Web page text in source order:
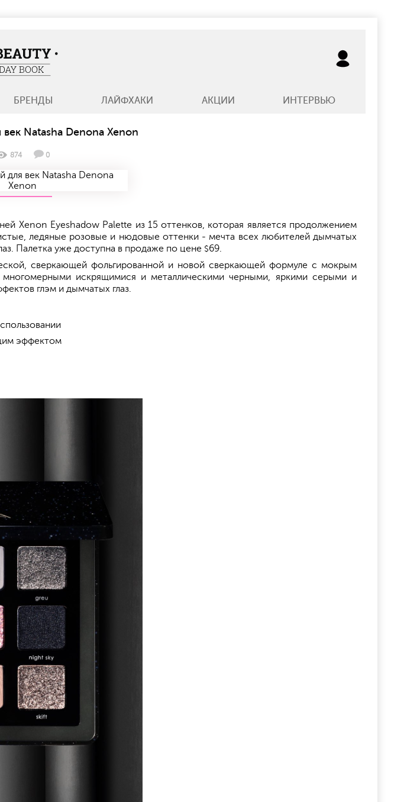
БРЕНДЫ ЛАЙФХАКИ АКЦИИ ИНТЕРВЬЮ
BeautyDayBook
век Natasha Denona Xenon
874 0
Xenon Eyeshadow Palette из 15 оттенков, которая является продолжением
ледяные розовые и нюдовые оттенки - мечта всех любителей дымчатых
Палетка уже доступна в продаже по цене $69.
сверкающей фольгированной и новой сверкающей формуле с мокрым
многомерными искрящимися и металлическими черными, яркими серыми и
глэм и дымчатых глаз.
эффектом